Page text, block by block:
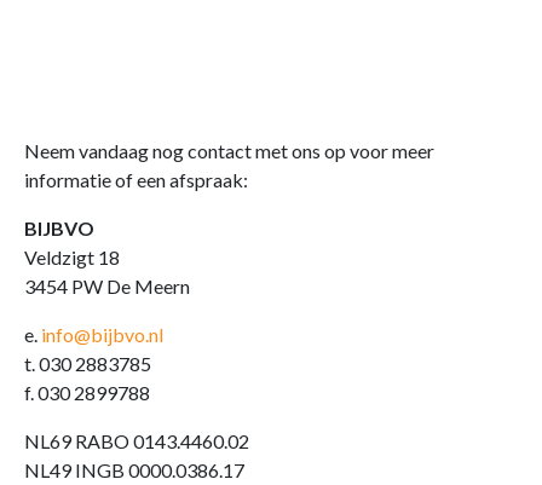
Neem vandaag nog contact met ons op voor meer
informatie of een afspraak:
BIJBVO
Veldzigt 18
3454 PW De Meern
e. info@bijbvo.nl
t. 030 2883785
f. 030 2899788
NL69 RABO 0143.4460.02
NL49 INGB 0000.0386.17